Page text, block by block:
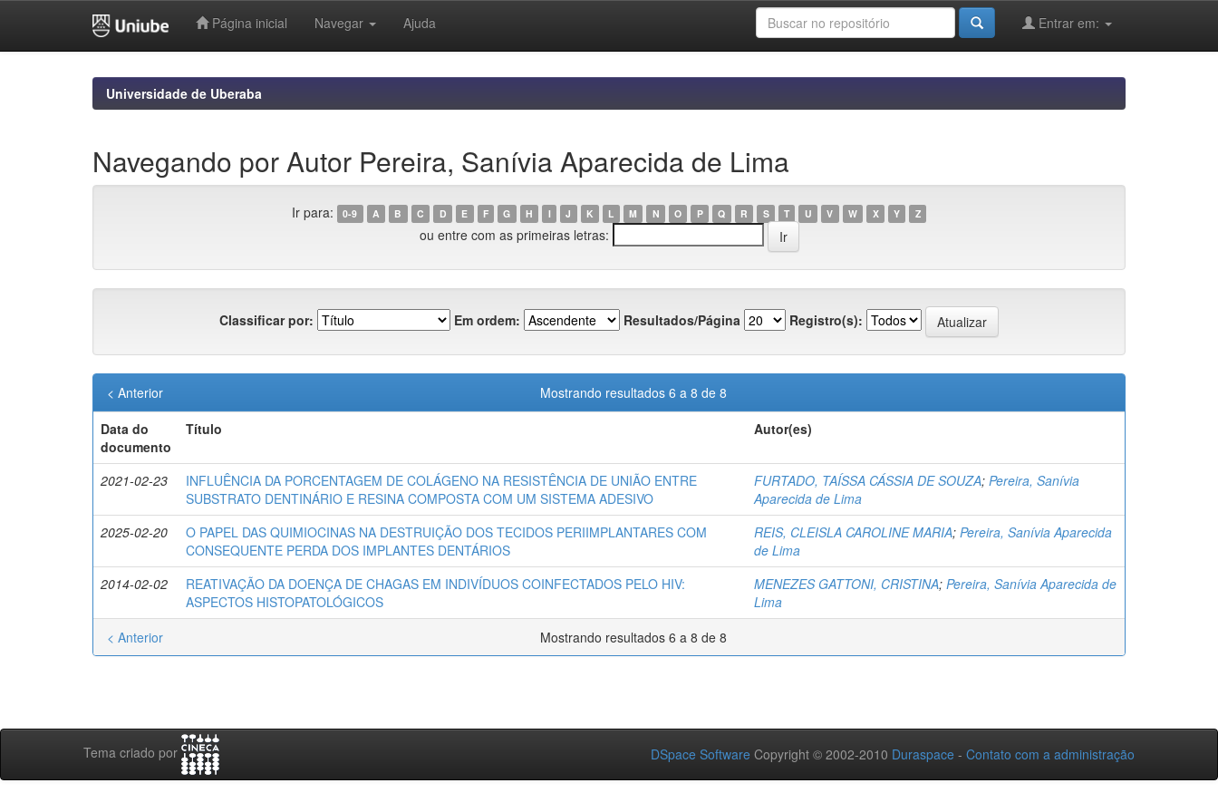
Página inicial Navegar Ajuda Entrar em:
Universidade de Uberaba
Navegando por Autor Pereira, Sanívia Aparecida de Lima
Ir para: 0-9 A B C D E F G H I J K L M N O P Q R S T U V W X Y Z
ou entre com as primeiras letras:
Classificar por: Em ordem: Resultados/Página Registro(s):
Mostrando resultados 6 a 8 de 8
< Anterior
Data do
documento
Título Autor(es)
2021-02-23
INFLUÊNCIA DA PORCENTAGEM DE COLÁGENO NA RESISTÊNCIA DE UNIÃO ENTRE
SUBSTRATO DENTINÁRIO E RESINA COMPOSTA COM UM SISTEMA ADESIVO
FURTADO, TAÍSSA CÁSSIA DE SOUZA; Pereira, Sanívia
Aparecida de Lima
2025-02-20
O PAPEL DAS QUIMIOCINAS NA DESTRUIÇÃO DOS TECIDOS PERIIMPLANTARES COM
CONSEQUENTE PERDA DOS IMPLANTES DENTÁRIOS
REIS, CLEISLA CAROLINE MARIA; Pereira, Sanívia Aparecida
de Lima
2014-02-02
REATIVAÇÃO DA DOENÇA DE CHAGAS EM INDIVÍDUOS COINFECTADOS PELO HIV:
ASPECTOS HISTOPATOLÓGICOS
MENEZES GATTONI, CRISTINA; Pereira, Sanívia Aparecida de
Lima
Mostrando resultados 6 a 8 de 8
< Anterior
Tema criado por DSpace Software Copyright © 2002-2010 Duraspace - Contato com a administração